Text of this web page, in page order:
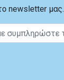
newsletter μας.